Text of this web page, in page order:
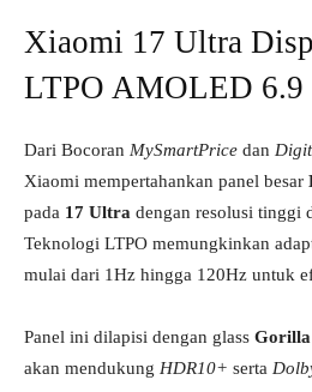
Xiaomi 17 Ultra
LTPO AMOLED
Dari Bocoran MySmartPrice dan
Xiaomi mempertahankan panel besar
pada 17 Ultra dengan resolusi tinggi
Teknologi LTPO memungkinkan
mulai dari 1Hz hingga 120Hz untuk
Panel ini dilapisi dengan glass
akan mendukung HDR10+ serta